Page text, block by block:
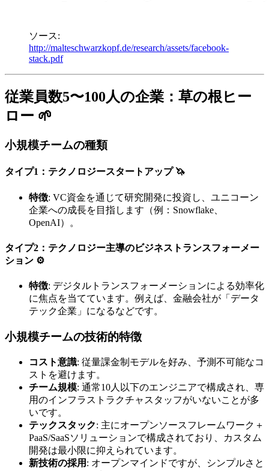
ソース:
http://malteschwarzkopf.de/research/assets/facebook-
stack.pdf
従業員数5〜100人の企業：草の根ヒー
ロー 🌱
小規模チームの種類
タイプ1：テクノロジースタートアップ 🦄
特徴: VC資金を通じて研究開発に投資し、ユニコーン
企業への成長を目指します（例：Snowflake、
OpenAI）。
タイプ2：テクノロジー主導のビジネストランスフォーメー
ション ⚙️
特徴: デジタルトランスフォーメーションによる効率化
に焦点を当てています。例えば、金融会社が「データ
テック企業」になるなどです。
小規模チームの技術的特徴
コスト意識: 従量課金制モデルを好み、予測不可能なコ
ストを避けます。
チーム規模: 通常10人以下のエンジニアで構成され、専
用のインフラストラクチャスタッフがいないことが多
いです。
テックスタック: 主にオープンソースフレームワーク＋
PaaS/SaaSソリューションで構成されており、カスタム
開発は最小限に抑えられています。
新技術の採用 : オープンマインドですが、シンプルさと